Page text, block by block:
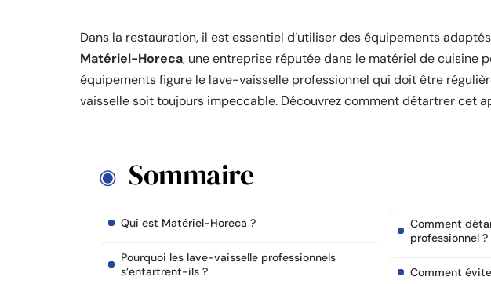
Dans la restauration, il est essentiel d’utiliser des équipements
Matériel-Horeca, une entreprise réputée dans le matériel de cuisine
équipements figure le lave-vaisselle professionnel qui doit être
vaisselle soit toujours impeccable. Découvrez comment détartrer cet
Sommaire
Qui est Matériel-Horeca ?
Pourquoi les lave-vaisselle professionnels
s’entartrent-ils ?
Comment
professionnel ?
Comment